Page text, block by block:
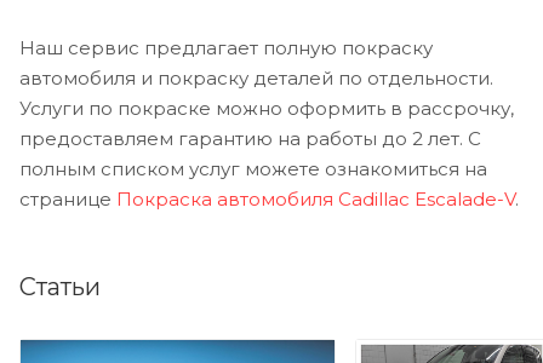
Наш сервис предлагает полную покраску
автомобиля и покраску деталей по отдельности.
Услуги по покраске можно оформить в рассрочку,
предоставляем гарантию на работы до 2 лет. С
полным списком услуг можете ознакомиться на
странице Покраска автомобиля Cadillac Escalade-V.
Статьи